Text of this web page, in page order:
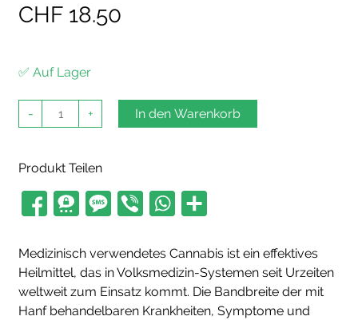
CHF 18.50
✅ Auf Lager
-
Heilen
mit
Cannabis
+ In den Warenkorb
Produkt Teilen
Medizinisch verwendetes Cannabis ist ein effektives
Heilmittel, das in Volksmedizin-Systemen seit Urzeiten
weltweit zum Einsatz kommt. Die Bandbreite der mit
Hanf behandelbaren Krankheiten, Symptome und